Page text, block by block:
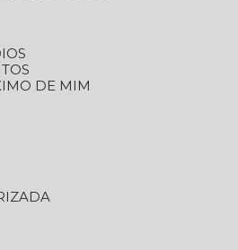
DE MIM